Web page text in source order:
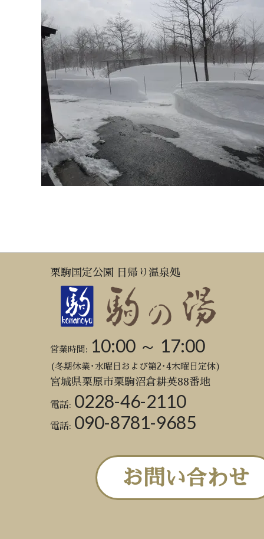
栗駒国定公園 日帰り温泉処
営業時間: 10:00 ～ 17:00
(冬期休業･水曜日および第2･4木曜日定休)
宮城県栗原市栗駒沼倉耕英88番地
電話: 0228-46-2110
電話: 090-8781-9685
お問い合わせ